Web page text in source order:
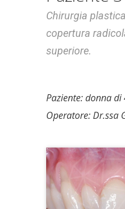
Chirurgia
copertura
superiore.
Paziente: donna di
Operatore: Dr.ssa